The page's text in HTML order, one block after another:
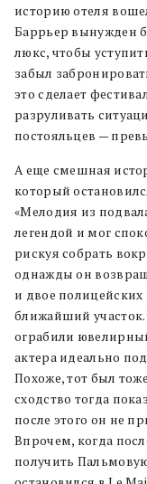
историю отеля
Баррьер вынужден
люкс, чтобы
забыл
это сделает
разруливать
постояльцев —
А еще смешная
который
«Мелодия из
легендой и мог
рискуя собрать
однажды он
и двое полицейских
ближайший участок.
ограбили
актера идеально
Похоже, тот был
сходство тогда
после этого он не
Впрочем, когда
получить